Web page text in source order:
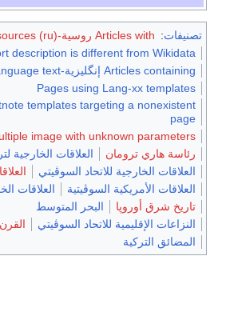
تصنيفات: Articles with روسية-language sources (ru)
description is different from Wikidata
Articles containing إنگليزية-language text
Pages using Lang-xx templates
templates targeting a nonexistent
page
image with unknown parameters
رئاسة هاري ترومان
العلاقات الخارجية
العلاقات الخارجية للاتحاد السوڤيتي
العلاقات الأمريكية السوڤيتية
العلاقات
تاريخ شرق أوروپا
البحر المتوسط
النزاعات الإقليمية للاتحاد السوڤيتي
المضائق التركية